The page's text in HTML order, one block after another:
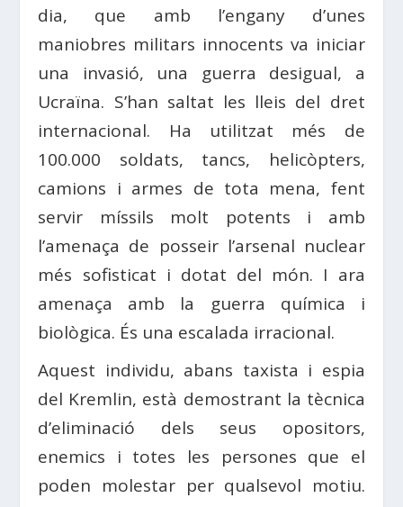
dia, que amb l’engany d’unes
maniobres militars innocents va iniciar
una invasió, una guerra desigual, a
Ucraïna. S’han saltat les lleis del dret
internacional. Ha utilitzat més de
100.000 soldats, tancs, helicòpters,
camions i armes de tota mena, fent
servir míssils molt potents i amb
l’amenaça de posseir l’arsenal nuclear
més sofisticat i dotat del món. I ara
amenaça amb la guerra química i
biològica. És una escalada irracional.
Aquest individu, abans taxista i espia
del Kremlin, està demostrant la tècnica
d’eliminació dels seus opositors,
enemics i totes les persones que el
poden molestar per qualsevol motiu.